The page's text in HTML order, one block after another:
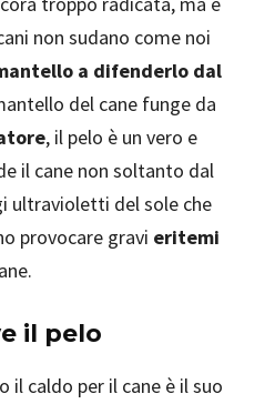
non sudano come noi
a difenderlo dal
del cane funge da
, il pelo è un vero e
il cane non soltanto dal
ultravioletti del sole che
provocare gravi eritemi
il pelo
il caldo per il cane è il suo